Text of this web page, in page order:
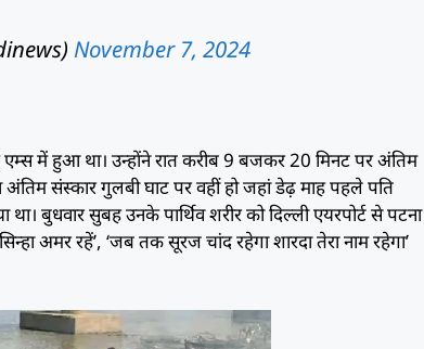
November 7, 2024
एम्स में हुआ था। उन्होंने रात करीब 9 बजकर 20 मिनट पर अंतिम
संस्कार गुलबी घाट पर वहीं हो जहां डेढ़ माह पहले पति
था। बुधवार सुबह उनके पार्थिव शरीर को दिल्ली एयरपोर्ट से पटना
अमर रहें’, ‘जब तक सूरज चांद रहेगा शारदा तेरा नाम रहेगा’